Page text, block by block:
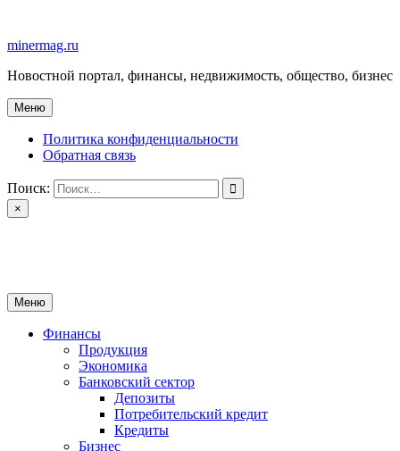
содержимому
minermag.ru
Новостной портал, финансы, недвижимость, общество, бизнес
Меню
Политика конфиденциальности
Обратная связь
Поиск:
×
Меню
Финансы
Продукция
Экономика
Банковский сектор
Депозиты
Потребительский кредит
Кредиты
Бизнес